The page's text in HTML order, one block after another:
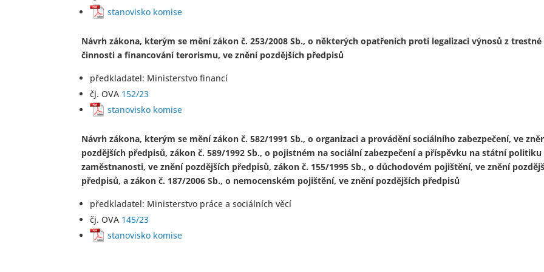
stanovisko komise
Návrh zákona, kterým se mění zákon č. 253/2008 Sb., o některých opatřeních proti legalizaci výnosů z trestné
činnosti a financování terorismu, ve znění pozdějších předpisů
předkladatel: Ministerstvo financí
čj. OVA 152/23
stanovisko komise
Návrh zákona, kterým se mění zákon č. 582/1991 Sb., o organizaci a provádění sociálního zabezpečení, ve
pozdějších předpisů, zákon č. 589/1992 Sb., o pojistném na sociální zabezpečení a příspěvku na státní politiku
zaměstnanosti, ve znění pozdějších předpisů, zákon č. 155/1995 Sb., o důchodovém pojištění, ve znění
předpisů, a zákon č. 187/2006 Sb., o nemocenském pojištění, ve znění pozdějších předpisů
předkladatel: Ministerstvo práce a sociálních věcí
čj. OVA 145/23
stanovisko komise